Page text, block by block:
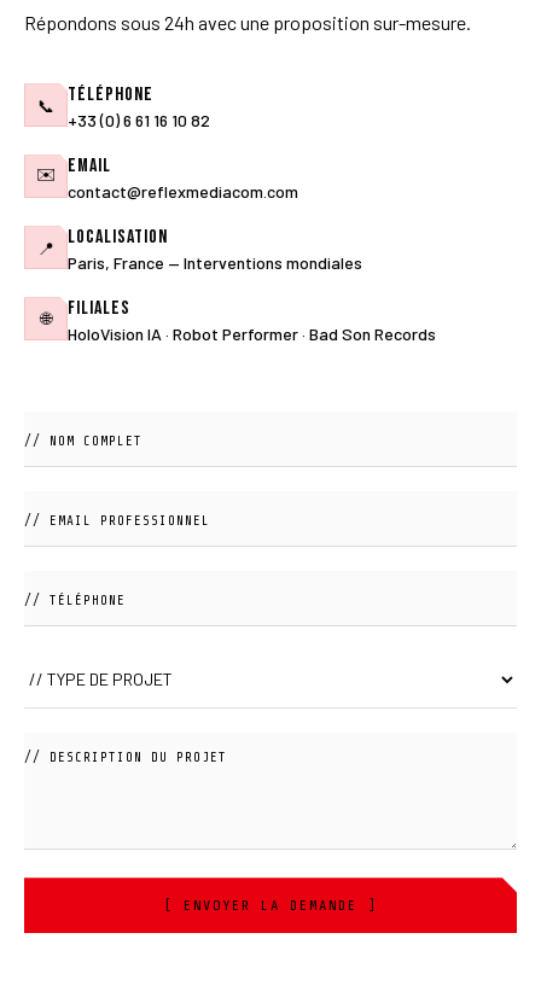
Répondons sous 24h avec une proposition sur-mesure.
📞 Téléphone
+33 (0) 6 61 16 10 82
✉️ Email
contact@reflexmediacom.com
📍 Localisation
Paris, France — Interventions mondiales
🌐 Filiales
HoloVision IA · Robot Performer · Bad Son Records
[ ENVOYER LA DEMANDE ]